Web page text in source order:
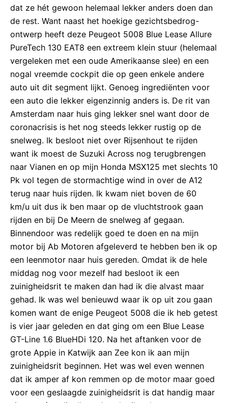
dat ze hét gewoon helemaal lekker anders doen dan
de rest. Want naast het hoekige gezichtsbedrog-
ontwerp heeft deze Peugeot 5008 Blue Lease Allure
PureTech 130 EAT8 een extreem klein stuur (helemaal
vergeleken met een oude Amerikaanse slee) en een
nogal vreemde cockpit die op geen enkele andere
auto uit dit segment lijkt. Genoeg ingrediënten voor
een auto die lekker eigenzinnig anders is. De rit van
Amsterdam naar huis ging lekker snel want door de
coronacrisis is het nog steeds lekker rustig op de
snelweg. Ik besloot niet over Rijsenhout te rijden
want ik moest de Suzuki Across nog terugbrengen
naar Vianen en op mijn Honda MSX125 met slechts 10
Pk vol tegen de stormachtige wind in over de A12
terug naar huis rijden. Ik kwam niet boven de 60
km/u uit dus ik ben maar op de vluchtstrook gaan
rijden en bij De Meern de snelweg af gegaan.
Binnendoor was redelijk goed te doen en na mijn
motor bij Ab Motoren afgeleverd te hebben ben ik op
een leenmotor naar huis gereden. Omdat ik de hele
middag nog voor mezelf had besloot ik een
zuinigheidsrit te maken dan had ik die alvast maar
gehad. Ik was wel benieuwd waar ik op uit zou gaan
komen want de enige Peugeot 5008 die ik heb getest
is vier jaar geleden en dat ging om een Blue Lease
GT-Line 1.6 BlueHDi 120. Na het aftanken voor de
grote Appie in Katwijk aan Zee kon ik aan mijn
zuinigheidsrit beginnen. Het was wel even wennen
dat ik amper af kon remmen op de motor maar goed
voor een geslaagde zuinigheidsrit is dat handig maar